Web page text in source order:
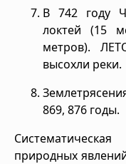
В 742 году
локтей (15
метров).
высохли реки.
869, 876 годы.
природных